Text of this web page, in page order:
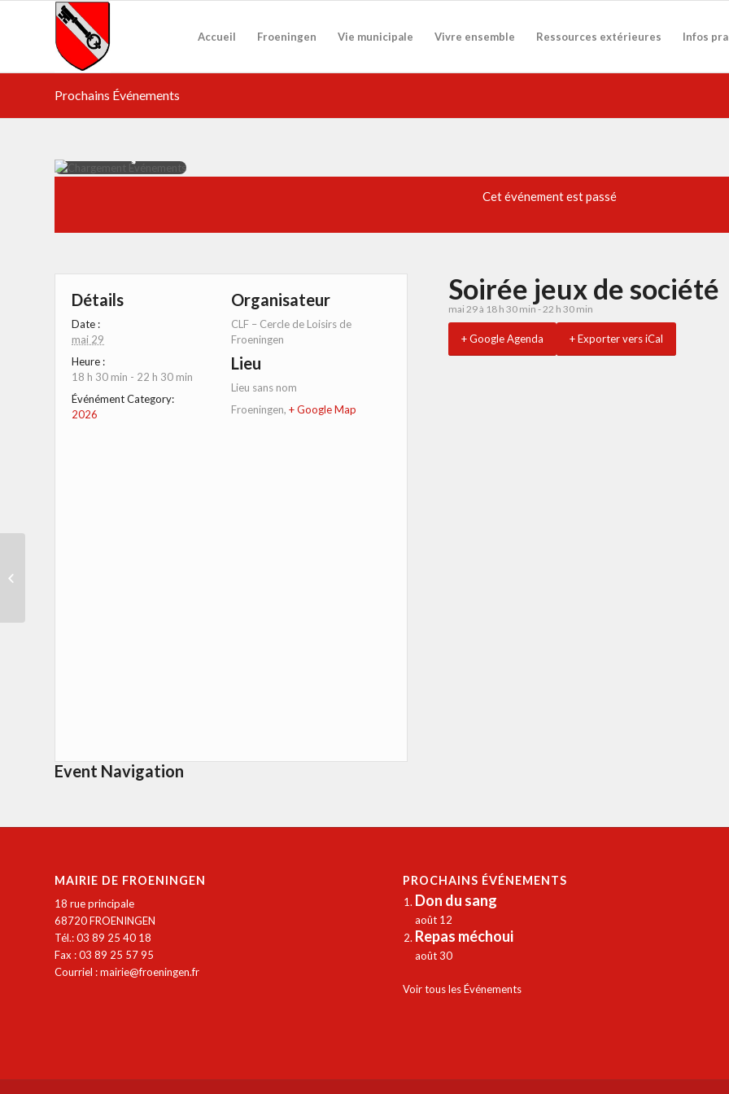
Accueil Froeningen Vie municipale Vivre ensemble Ressources extérieures Infos
Prochains Événements
Cet événement est passé
Soirée jeux de société
mai 29 à 18 h 30 min -22 h 30 min
+ Google Agenda + Exporter vers iCal
Détails
Date :
mai 29
Heure :
18 h 30 min - 22 h 30 min
Événément Category:
2026
Organisateur
CLF – Cercle de Loisirs de
Froeningen
Lieu
Lieu sans nom
Froeningen, + Google Map
Event Navigation
MAIRIE DE FROENINGEN
18 rue principale
68720 FROENINGEN
Tél.: 03 89 25 40 18
Fax : 03 89 25 57 95
Courriel :mairie@froeningen.fr
PROCHAINS ÉVÉNEMENTS
Don du sang
août 12
Repas méchoui
août 30
Voir tous les Événements